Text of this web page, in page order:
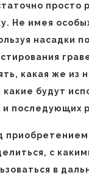
просто
Не имея
насадки
какая же из
будут
и последующих
приобретением
с
в